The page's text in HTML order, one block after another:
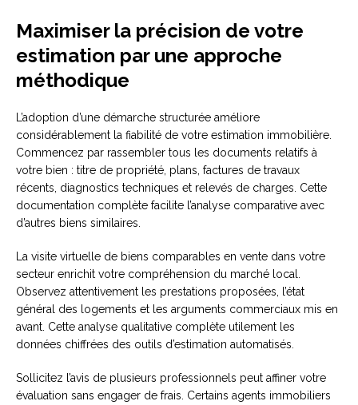
Maximiser la précision de votre
estimation par une approche
méthodique
L’adoption d’une démarche structurée améliore
considérablement la fiabilité de votre estimation immobilière.
Commencez par rassembler tous les documents relatifs à
votre bien : titre de propriété, plans, factures de travaux
récents, diagnostics techniques et relevés de charges. Cette
documentation complète facilite l’analyse comparative avec
d’autres biens similaires.
La visite virtuelle de biens comparables en vente dans votre
secteur enrichit votre compréhension du marché local.
Observez attentivement les prestations proposées, l’état
général des logements et les arguments commerciaux mis en
avant. Cette analyse qualitative complète utilement les
données chiffrées des outils d’estimation automatisés.
Sollicitez l’avis de plusieurs professionnels peut affiner votre
évaluation sans engager de frais. Certains agents immobiliers